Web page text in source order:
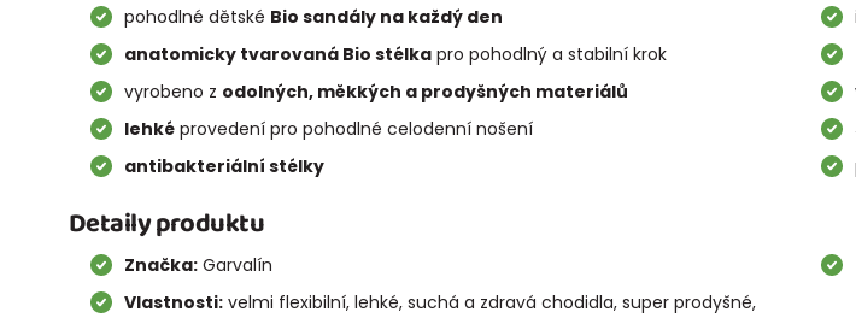
pohodlné dětské Bio sandály na každý den
anatomicky tvarovaná Bio stélkapro pohodlný a stabilní krok
vyrobeno z odolných, měkkých a prodyšných materiálů
lehképrovedení pro pohodlné celodenní nošení
antibakteriální stélky
Detaily produktu
Značka:Garvalín
Vlastnosti:velmi flexibilní, lehké, suchá a zdravá chodidla, super prodyšné,